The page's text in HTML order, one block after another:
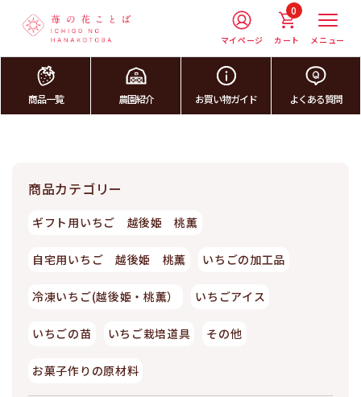
マイページ カート
0
メニュー
商品一覧 農園紹介 お買い物ガイド よくある質問
商品カテゴリー
ギフト用いちご 越後姫 桃薫
自宅用いちご 越後姫 桃薫 いちごの加工品
冷凍いちご(越後姫・桃薫） いちごアイス
いちごの苗 いちご栽培道具 その他
お菓子作りの原材料